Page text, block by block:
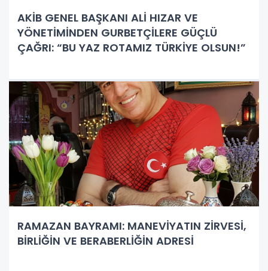
AKİB GENEL BAŞKANI ALİ HIZAR VE
YÖNETİMİNDEN GURBETÇİLERE GÜÇLÜ
ÇAĞRI: “BU YAZ ROTAMIZ TÜRKİYE OLSUN!”
RAMAZAN BAYRAMI: MANEVİYATIN ZİRVESİ,
BİRLİĞİN VE BERABERLİĞİN ADRESİ